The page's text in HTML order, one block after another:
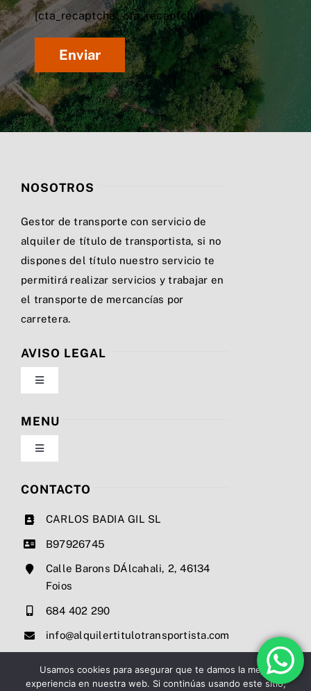
[cta_recaptcha* cta_recaptcha]
NOSOTROS
Gestor de transporte con servicio de
alquiler de título de transportista, si no
dispones del título nuestro servicio te
permitirá realizar servicios y trabajar en
el transporte de mercancías por
carretera.
AVISO LEGAL
Toggle
Navigation
Política de privacidad
Condiciones de uso
MENU
Toggle
Navigation
Nosotros
Precios
Contacto
CONTACTO
CARLOS BADIA GIL SL
B97926745
Calle Barons DÁlcahali, 2, 46134
Foios
684 402 290
info@alquilertitulotransportista.com
Usamos cookies para asegurar que te damos la mejor
experiencia en nuestra web. Si continúas usando este sitio,